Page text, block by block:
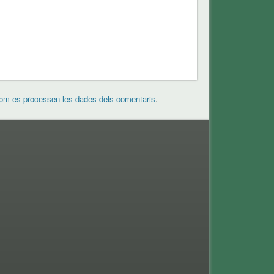
es processen les dades dels comentaris.